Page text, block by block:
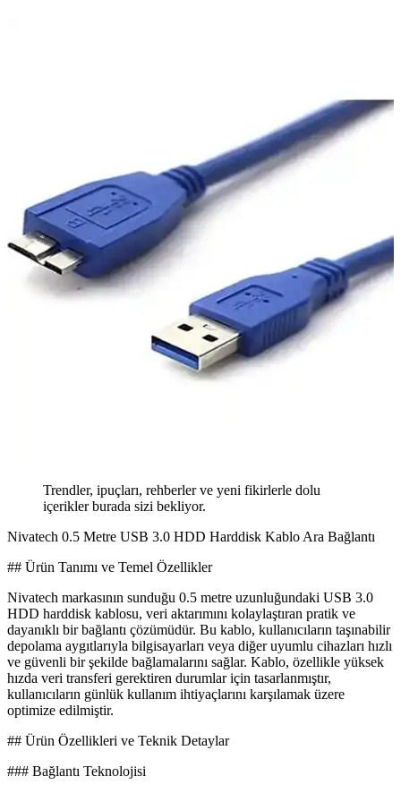
Trendler, ipuçları, rehberler ve yeni fikirlerle dolu
içerikler burada sizi bekliyor.
Nivatech 0.5 Metre USB 3.0 HDD Harddisk Kablo Ara Bağlantı
## Ürün Tanımı ve Temel Özellikler
Nivatech markasının sunduğu 0.5 metre uzunluğundaki USB 3.0
HDD harddisk kablosu, veri aktarımını kolaylaştıran pratik ve
dayanıklı bir bağlantı çözümüdür. Bu kablo, kullanıcıların taşınabilir
depolama aygıtlarıyla bilgisayarları veya diğer uyumlu cihazları hızlı
ve güvenli bir şekilde bağlamalarını sağlar. Kablo, özellikle yüksek
hızda veri transferi gerektiren durumlar için tasarlanmıştır,
kullanıcıların günlük kullanım ihtiyaçlarını karşılamak üzere
optimize edilmiştir.
## Ürün Özellikleri ve Teknik Detaylar
### Bağlantı Teknolojisi